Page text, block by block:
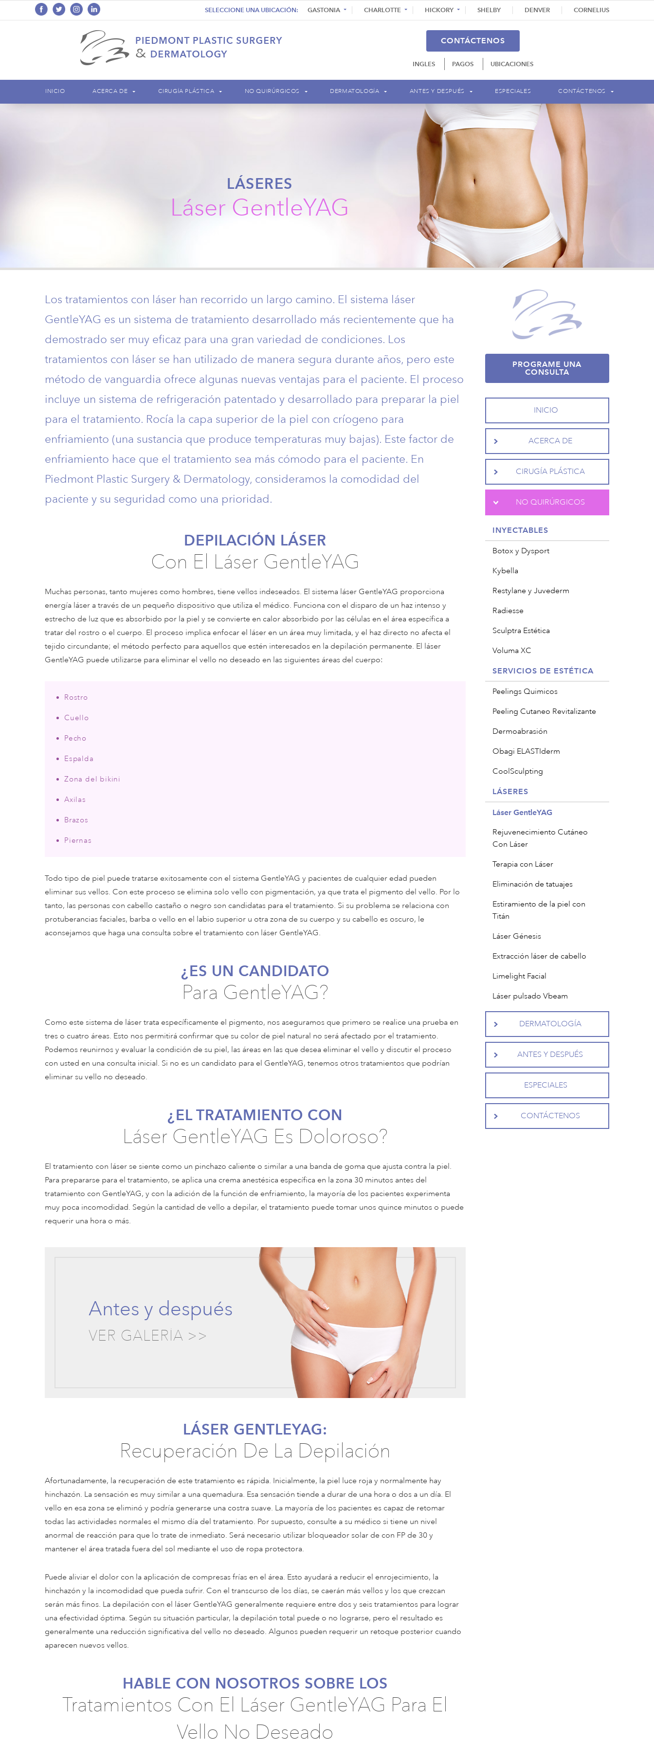
SELECCIONE UNA UBICACIÓN: GASTONIA CHARLOTTE HICKORY SHELBY DENVER CORNELIUS
CONTÁCTENOS
INGLES PAGOS UBICACIONES
INICIO ACERCA DE CIRUGÍA PLÁSTICA NO QUIRÚRGICOS DERMATOLOGÍA ANTES Y DESPUÉS ESPECIALES CONTÁCTENOS
LÁSERES
Láser GentleYAG
Los tratamientos con láser han recorrido un largo camino. El sistema láser
GentleYAG es un sistema de tratamiento desarrollado más recientemente que ha
demostrado ser muy eficaz para una gran variedad de condiciones. Los
tratamientos con láser se han utilizado de manera segura durante años, pero este
método de vanguardia ofrece algunas nuevas ventajas para el paciente. El proceso
incluye un sistema de refrigeración patentado y desarrollado para preparar la piel
para el tratamiento. Rocía la capa superior de la piel con críogeno para
enfriamiento (una sustancia que produce temperaturas muy bajas). Este factor de
enfriamiento hace que el tratamiento sea más cómodo para el paciente. En
Piedmont Plastic Surgery & Dermatology, consideramos la comodidad del
paciente y su seguridad como una prioridad.
DEPILACIÓN LÁSER
Con El Láser GentleYAG
Muchas personas, tanto mujeres como hombres, tiene vellos indeseados. El sistema láser GentleYAG proporciona
energía láser a través de un pequeño dispositivo que utiliza el médico. Funciona con el disparo de un haz intenso y
estrecho de luz que es absorbido por la piel y se convierte en calor absorbido por las células en el área específica a
tratar del rostro o el cuerpo. El proceso implica enfocar el láser en un área muy limitada, y el haz directo no afecta el
tejido circundante; el método perfecto para aquellos que estén interesados en la depilación permanente. El láser
GentleYAG puede utilizarse para eliminar el vello no deseado en las siguientes áreas del cuerpo:
Rostro
Cuello
Pecho
Espalda
Zona del bikini
Axilas
Brazos
Piernas
Todo tipo de piel puede tratarse exitosamente con el sistema GentleYAG y pacientes de cualquier edad pueden
eliminar sus vellos. Con este proceso se elimina solo vello con pigmentación, ya que trata el pigmento del vello. Por lo
tanto, las personas con cabello castaño o negro son candidatas para el tratamiento. Si su problema se relaciona con
protuberancias faciales, barba o vello en el labio superior u otra zona de su cuerpo y su cabello es oscuro, le
aconsejamos que haga una consulta sobre el tratamiento con láser GentleYAG.
¿ES UN CANDIDATO
Para GentleYAG?
Como este sistema de láser trata específicamente el pigmento, nos aseguramos que primero se realice una prueba en
tres o cuatro áreas. Esto nos permitirá confirmar que su color de piel natural no será afectado por el tratamiento.
Podemos reunirnos y evaluar la condición de su piel, las áreas en las que desea eliminar el vello y discutir el proceso
con usted en una consulta inicial. Si no es un candidato para el GentleYAG, tenemos otros tratamientos que podrían
eliminar su vello no deseado.
¿EL TRATAMIENTO CON
Láser GentleYAG Es Doloroso?
El tratamiento con láser se siente como un pinchazo caliente o similar a una banda de goma que ajusta contra la piel.
Para prepararse para el tratamiento, se aplica una crema anestésica específica en la zona 30 minutos antes del
tratamiento con GentleYAG, y con la adición de la función de enfriamiento, la mayoría de los pacientes experimenta
muy poca incomodidad. Según la cantidad de vello a depilar, el tratamiento puede tomar unos quince minutos o puede
requerir una hora o más.
Antes y después
VER GALERÍA >>
LÁSER GENTLEYAG:
Recuperación De La Depilación
Afortunadamente, la recuperación de este tratamiento es rápida. Inicialmente, la piel luce roja y normalmente hay
hinchazón. La sensación es muy similar a una quemadura. Esa sensación tiende a durar de una hora o dos a un día. El
vello en esa zona se eliminó y podría generarse una costra suave. La mayoría de los pacientes es capaz de retomar
todas las actividades normales el mismo día del tratamiento. Por supuesto, consulte a su médico si tiene un nivel
anormal de reacción para que lo trate de inmediato. Será necesario utilizar bloqueador solar de con FP de 30 y
mantener el área tratada fuera del sol mediante el uso de ropa protectora.
Puede aliviar el dolor con la aplicación de compresas frías en el área. Esto ayudará a reducir el enrojecimiento, la
hinchazón y la incomodidad que pueda sufrir. Con el transcurso de los días, se caerán más vellos y los que crezcan
serán más finos. La depilación con el láser GentleYAG generalmente requiere entre dos y seis tratamientos para lograr
una efectividad óptima. Según su situación particular, la depilación total puede o no lograrse, pero el resultado es
generalmente una reducción significativa del vello no deseado. Algunos pueden requerir un retoque posterior cuando
aparecen nuevos vellos.
HABLE CON NOSOTROS SOBRE LOS
Tratamientos Con El Láser GentleYAG Para El
Vello No Deseado
PROGRAME UNA
CONSULTA
INICIO
ACERCA DE
CIRUGÍA PLÁSTICA
NO QUIRÚRGICOS
INYECTABLES
Botox y Dysport
Kybella
Restylane y Juvederm
Radiesse
Sculptra Estética
Voluma XC
SERVICIOS DE ESTÉTICA
Peelings Quimicos
Peeling Cutaneo Revitalizante
Dermoabrasión
Obagi ELASTIderm
CoolSculpting
LÁSERES
Láser GentleYAG
Rejuvenecimiento Cutáneo
Con Láser
Terapia con Láser
Eliminación de tatuajes
Estiramiento de la piel con
Titán
Láser Génesis
Extracción láser de cabello
Limelight Facial
Láser pulsado Vbeam
DERMATOLOGÍA
ANTES Y DESPUÉS
ESPECIALES
CONTÁCTENOS